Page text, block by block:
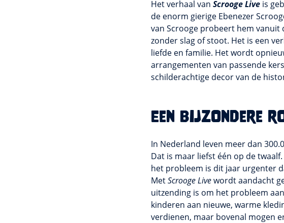
Het verhaal van Scrooge Live is
de enorm gierige Ebenezer
van Scrooge probeert hem
zonder slag of stoot. Het is een
liefde en familie. Het wordt
arrangementen van passende
schilderachtige decor van de
Een bijzondere
In Nederland leven meer dan
Dat is maar liefst één op de
het probleem is dit jaar urgenter
MetScrooge Livewordt aandacht
uitzending is om het probleem
kinderen aan nieuwe, warme
verdienen, maar bovenal mogen